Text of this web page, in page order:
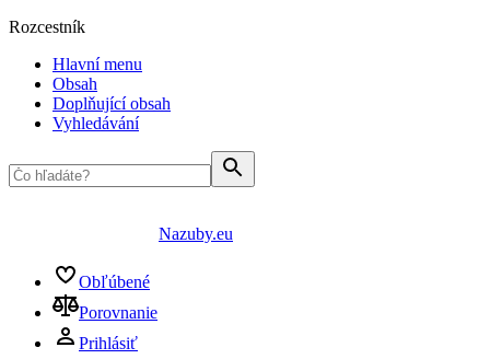
Rozcestník
Hlavní menu
Obsah
Doplňující obsah
Vyhledávání
Nazuby.eu
Obľúbené
Porovnanie
Prihlásiť